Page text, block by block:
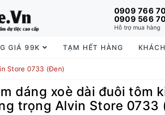
0909 766
0909 566
Hỗ trợ mua hàng
GIÁ 99K TẠM HẾT HÀNG
Store 0733 (Đen)
dáng xoè dài đuôi tôm
trọng Alvin Store 0733